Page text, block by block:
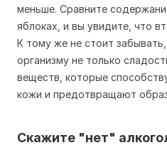
меньше. Сравните
яблоках, и вы увидите, что
К тому же не стоит
организму не только
веществ, которые
кожи и предотвращают
Скажите "нет"